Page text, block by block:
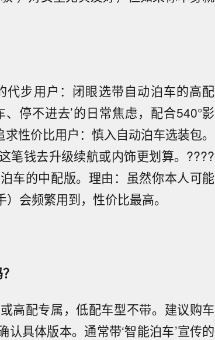
步用户：闭眼选带自动泊车的高配
停不进去’的日常焦虑，配合540°影
性价比用户：慎入自动泊车选装包。
笔钱去升级续航或内饰更划算。????
车的中配版。理由：虽然你本人可能
会频繁用到，性价比最高。
高配专属，低配车型不带。建议购车
具体版本。通常带‘智能泊车’宣传的